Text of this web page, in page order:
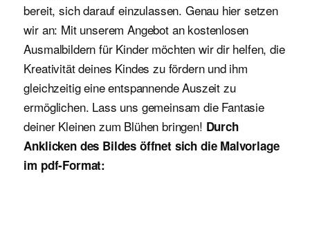
bereit, sich darauf einzulassen. Genau hier setzen
wir an: Mit unserem Angebot an kostenlosen
Ausmalbildern für Kinder möchten wir dir helfen, die
Kreativität deines Kindes zu fördern und ihm
gleichzeitig eine entspannende Auszeit zu
ermöglichen. Lass uns gemeinsam die Fantasie
deiner Kleinen zum Blühen bringen! Durch
Anklicken des Bildes öffnet sich die Malvorlage
im pdf-Format: